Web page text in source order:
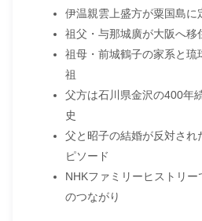
伊温親雲上盛方が粟国島に
祖父・与那城廣が大阪へ移
祖母・前城鶴子の家系と琉
祖
父方は石川県金沢の400年
史
父と昭子の結婚が反対され
ピソード
NHKファミリーヒストリー
のつながり